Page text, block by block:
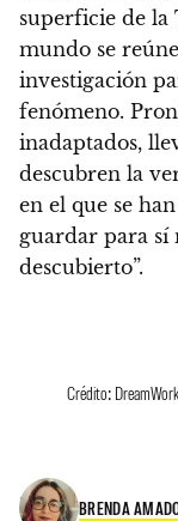
superficie de la
mundo se
investigación
fenómeno.
inadaptados,
descubren la
en el que se
guardar para sí
descubierto”.
Crédito:
BRENDA